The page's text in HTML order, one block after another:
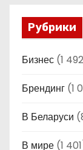
Рубрики
Бизнес (1
Брендинг (1
В Беларуси
В мире (1